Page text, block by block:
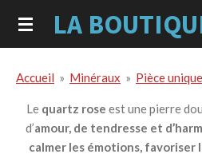
Passer
au
principal
LA
Accueil » Minéraux » Pièce unique
Le quartz rose est une pierre
d’amour, de tendresse et
calmer les émotions,